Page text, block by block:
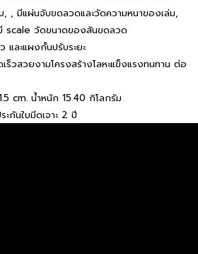
, , มีแผ่นจับขดลวดและวัดความหนาของเล่ม,
scale วัดขนาดของสันขดลวด
และแผงกั้นปรับระยะ
เร็วสวยงามโครงสร้างโลหะแข็งแรงทนทาน ต่อ
cm. น้ำหนัก 15.40 กิโลกรัม
กันใบมีดเจาะ 2 ปี